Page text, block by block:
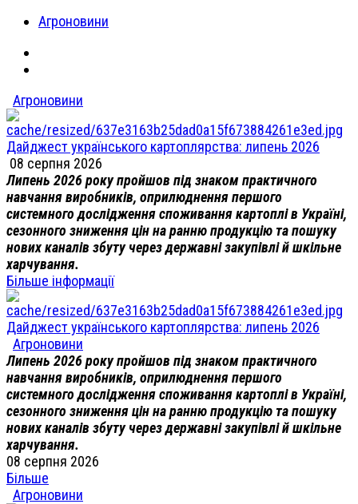
Агроновини
Агроновини
Дайджест українського картоплярства: липень 2026
08 серпня 2026
Липень 2026 року пройшов під знаком практичного
навчання виробників, оприлюднення першого
системного дослідження споживання картоплі в Україні,
сезонного зниження цін на ранню продукцію та пошуку
нових каналів збуту через державні закупівлі й шкільне
харчування.
Більше інформації
Дайджест українського картоплярства: липень 2026
Агроновини
Липень 2026 року пройшов під знаком практичного
навчання виробників, оприлюднення першого
системного дослідження споживання картоплі в Україні,
сезонного зниження цін на ранню продукцію та пошуку
нових каналів збуту через державні закупівлі й шкільне
харчування.
08 серпня 2026
Більше
Агроновини